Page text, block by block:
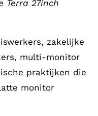
Terra 27inch
zakelijke
multi-monitor
praktijken die
monitor